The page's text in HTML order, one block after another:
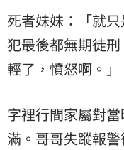
死者妹妹：「就
犯最後都無期徒
輕了，憤怒啊。」
字裡行間家屬對
滿。哥哥失蹤報